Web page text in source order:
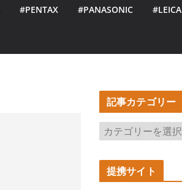
#PENTAX #PANASONIC #LEICA
記事カテゴリー
記
事
カ
テ提携サイト